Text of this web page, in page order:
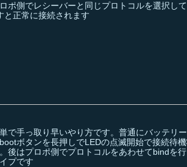
ポ側でレシーバーと同じプロトコルを選択し
と正常に接続されます
で手っ取り早いやり方です。普通にバッテリ
ボタンを長押しでLEDの点滅開始で接続待
後はプロポ側でプロトコルをあわせてbindを
プです